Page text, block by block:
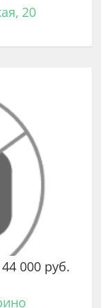
20
000 руб.